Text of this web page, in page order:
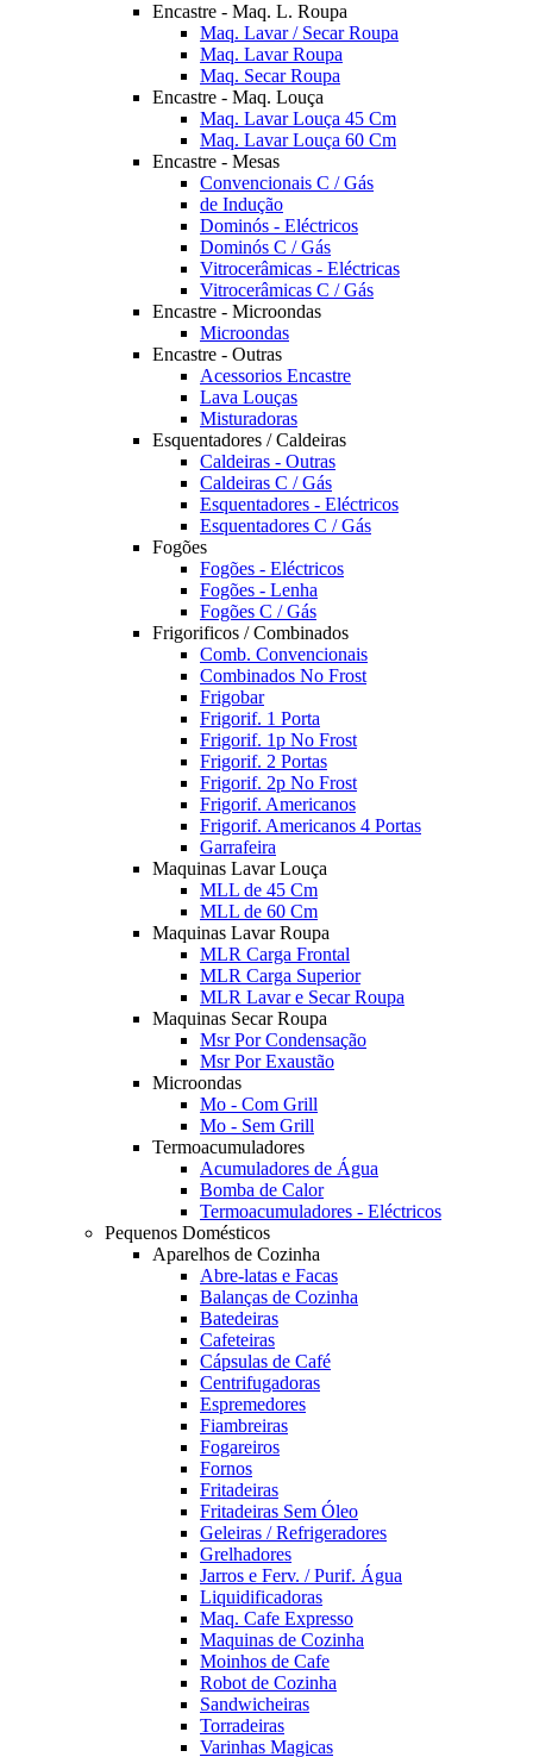
Encastre - Maq. L. Roupa
Maq. Lavar / Secar Roupa
Maq. Lavar Roupa
Maq. Secar Roupa
Encastre - Maq. Louça
Maq. Lavar Louça 45 Cm
Maq. Lavar Louça 60 Cm
Encastre - Mesas
Convencionais C / Gás
de Indução
Dominós - Eléctricos
Dominós C / Gás
Vitrocerâmicas - Eléctricas
Vitrocerâmicas C / Gás
Encastre - Microondas
Microondas
Encastre - Outras
Acessorios Encastre
Lava Louças
Misturadoras
Esquentadores / Caldeiras
Caldeiras - Outras
Caldeiras C / Gás
Esquentadores - Eléctricos
Esquentadores C / Gás
Fogões
Fogões - Eléctricos
Fogões - Lenha
Fogões C / Gás
Frigorificos / Combinados
Comb. Convencionais
Combinados No Frost
Frigobar
Frigorif. 1 Porta
Frigorif. 1p No Frost
Frigorif. 2 Portas
Frigorif. 2p No Frost
Frigorif. Americanos
Frigorif. Americanos 4 Portas
Garrafeira
Maquinas Lavar Louça
MLL de 45 Cm
MLL de 60 Cm
Maquinas Lavar Roupa
MLR Carga Frontal
MLR Carga Superior
MLR Lavar e Secar Roupa
Maquinas Secar Roupa
Msr Por Condensação
Msr Por Exaustão
Microondas
Mo - Com Grill
Mo - Sem Grill
Termoacumuladores
Acumuladores de Água
Bomba de Calor
Termoacumuladores - Eléctricos
Pequenos Domésticos
Aparelhos de Cozinha
Abre-latas e Facas
Balanças de Cozinha
Batedeiras
Cafeteiras
Cápsulas de Café
Centrifugadoras
Espremedores
Fiambreiras
Fogareiros
Fornos
Fritadeiras
Fritadeiras Sem Óleo
Geleiras / Refrigeradores
Grelhadores
Jarros e Ferv. / Purif. Água
Liquidificadoras
Maq. Cafe Expresso
Maquinas de Cozinha
Moinhos de Cafe
Robot de Cozinha
Sandwicheiras
Torradeiras
Varinhas Magicas